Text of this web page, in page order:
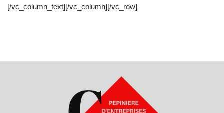
[/vc_column_text][/vc_column][/vc_row]